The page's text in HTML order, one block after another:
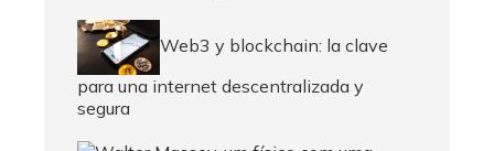
Web3 y blockchain: la clave
para una internet descentralizada y
segura